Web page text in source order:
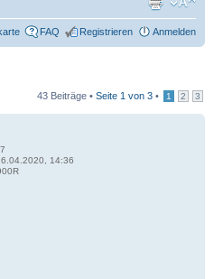
FAQ Registrieren Anmelden
43 Beiträge • Seite 1 von 3 • 1 2 3
14:36